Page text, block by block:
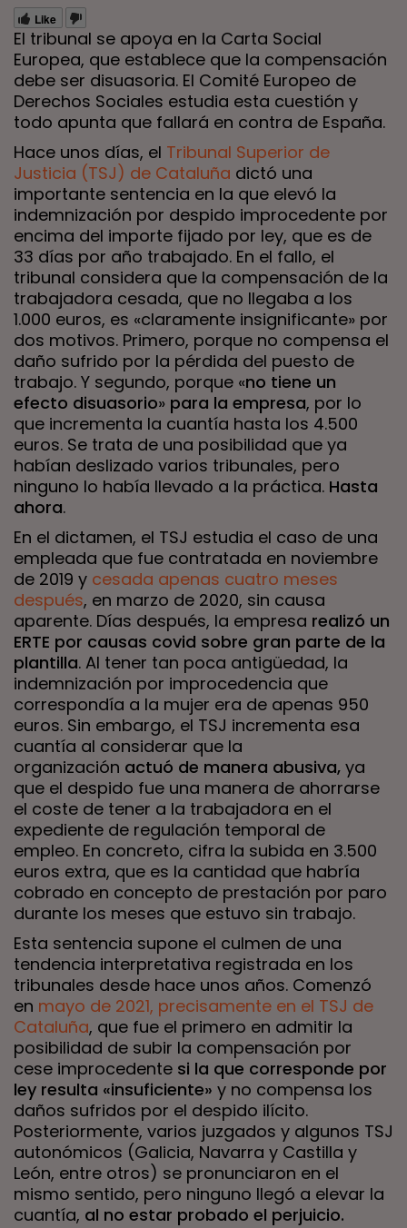
Like
El tribunal se apoya en la Carta Social
Europea, que establece que la compensación
debe ser disuasoria. El Comité Europeo de
Derechos Sociales estudia esta cuestión y
todo apunta que fallará en contra de España.
Hace unos días, el Tribunal Superior de
Justicia (TSJ) de Cataluña dictó una
importante sentencia en la que elevó la
indemnización por despido improcedente por
encima del importe fijado por ley, que es de
33 días por año trabajado. En el fallo, el
tribunal considera que la compensación de la
trabajadora cesada, que no llegaba a los
1.000 euros, es «claramente insignificante» por
dos motivos. Primero, porque no compensa el
daño sufrido por la pérdida del puesto de
trabajo. Y segundo, porque «no tiene un
efecto disuasorio» para la empresa, por lo
que incrementa la cuantía hasta los 4.500
euros. Se trata de una posibilidad que ya
habían deslizado varios tribunales, pero
ninguno lo había llevado a la práctica. Hasta
ahora.
En el dictamen, el TSJ estudia el caso de una
empleada que fue contratada en noviembre
de 2019 y cesada apenas cuatro meses
después, en marzo de 2020, sin causa
aparente. Días después, la empresa realizó un
ERTE por causas covid sobre gran parte de la
plantilla. Al tener tan poca antigüedad, la
indemnización por improcedencia que
correspondía a la mujer era de apenas 950
euros. Sin embargo, el TSJ incrementa esa
cuantía al considerar que la
organización actuó de manera abusiva, ya
que el despido fue una manera de ahorrarse
el coste de tener a la trabajadora en el
expediente de regulación temporal de
empleo. En concreto, cifra la subida en 3.500
euros extra, que es la cantidad que habría
cobrado en concepto de prestación por paro
durante los meses que estuvo sin trabajo.
Esta sentencia supone el culmen de una
tendencia interpretativa registrada en los
tribunales desde hace unos años. Comenzó
en mayo de 2021, precisamente en el TSJ de
Cataluña, que fue el primero en admitir la
posibilidad de subir la compensación por
cese improcedente si la que corresponde por
ley resulta «insuficiente» y no compensa los
daños sufridos por el despido ilícito.
Posteriormente, varios juzgados y algunos TSJ
autonómicos (Galicia, Navarra y Castilla y
León, entre otros) se pronunciaron en el
mismo sentido, pero ninguno llegó a elevar la
cuantía, al no estar probado el perjuicio.